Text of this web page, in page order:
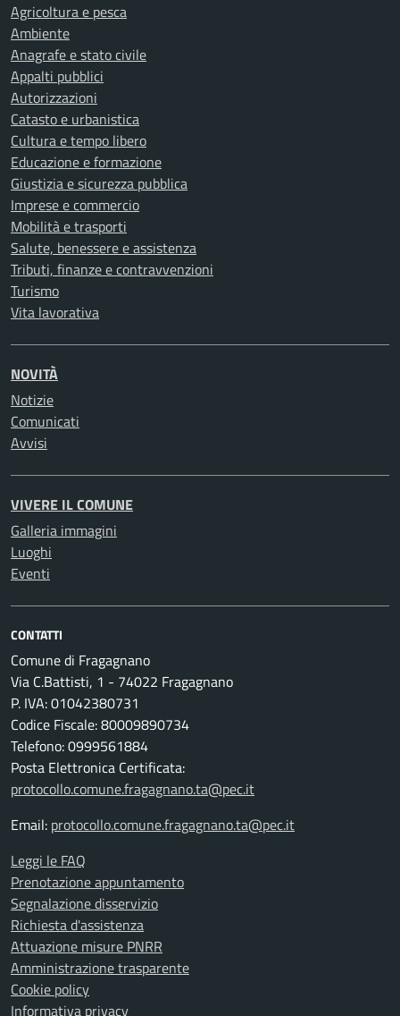
Agricoltura e pesca
Ambiente
Anagrafe e stato civile
Appalti pubblici
Autorizzazioni
Catasto e urbanistica
Cultura e tempo libero
Educazione e formazione
Giustizia e sicurezza pubblica
Imprese e commercio
Mobilità e trasporti
Salute, benessere e assistenza
Tributi, finanze e contravvenzioni
Turismo
Vita lavorativa
NOVITÀ
Notizie
Comunicati
Avvisi
VIVERE IL COMUNE
Galleria immagini
Luoghi
Eventi
CONTATTI
Comune di Fragagnano
Via C.Battisti, 1 - 74022 Fragagnano
P. IVA: 01042380731
Codice Fiscale: 80009890734
Telefono: 0999561884
Posta Elettronica Certificata:
protocollo.comune.fragagnano.ta@pec.it
Email: protocollo.comune.fragagnano.ta@pec.it
Leggi le FAQ
Prenotazione appuntamento
Segnalazione disservizio
Richiesta d'assistenza
Attuazione misure PNRR
Amministrazione trasparente
Cookie policy
Informativa privacy